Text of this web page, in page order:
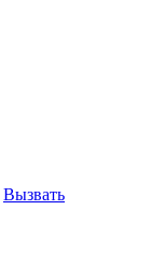
Вызвать